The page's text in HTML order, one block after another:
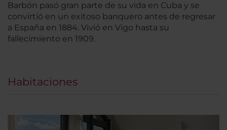
Barbón pasó gran parte de su vida en Cuba y se
convirtió en un exitoso banquero antes de regresar
a España en 1884. Vivió en Vigo hasta su
fallecimiento en 1909.
Habitaciones